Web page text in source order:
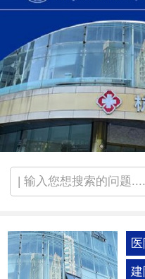
建